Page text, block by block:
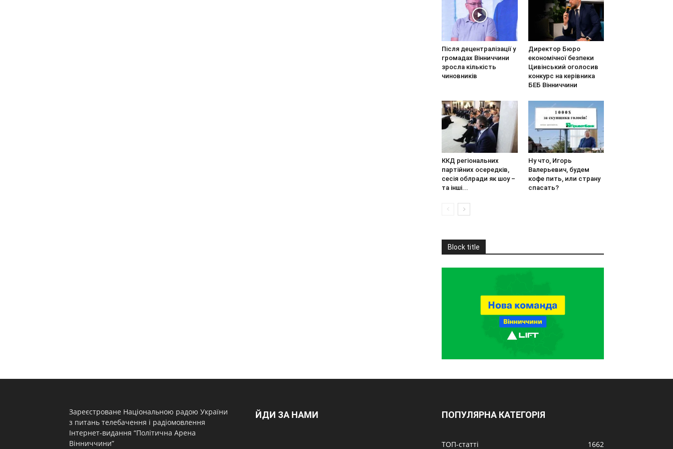
Після децентралізації у
громадах Вінниччини
зросла кількість
чиновників
Директор Бюро
економічної безпеки
Цивінський оголосив
конкурс на керівника
БЕБ Вінниччини
ККД регіональних
партійних осередків,
сесія облради як шоу –
та інші...
Ну что, Игорь
Валерьевич, будем
кофе пить, или страну
спасать?
Block title
Зареєстроване Національною радою України
з питань телебачення і радіомовлення
Інтернет-видання “Політична Арена
Вінниччини”
ЙДИ ЗА НАМИ ПОПУЛЯРНА КАТЕГОРІЯ
ТОП-статті 1662